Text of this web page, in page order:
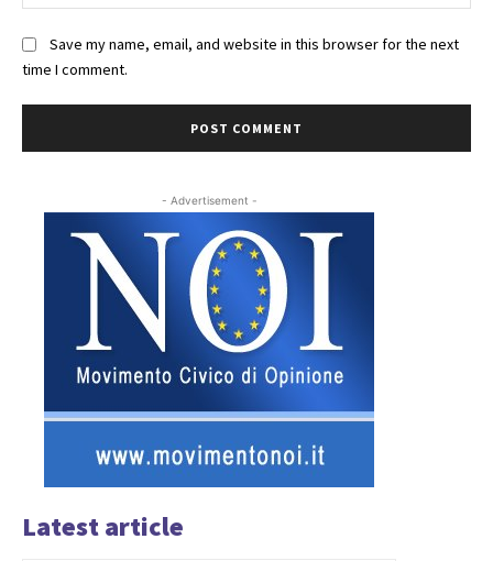
Save my name, email, and website in this browser for the next
time I comment.
- Advertisement -
Latest article